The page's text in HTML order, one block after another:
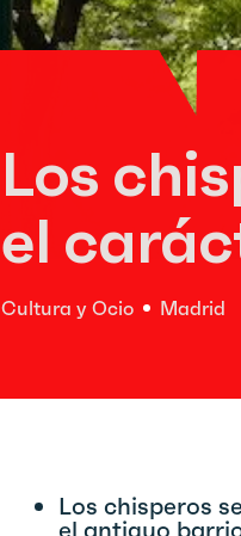
Los
el
Cultura y Ocio Madrid
Los chisperos